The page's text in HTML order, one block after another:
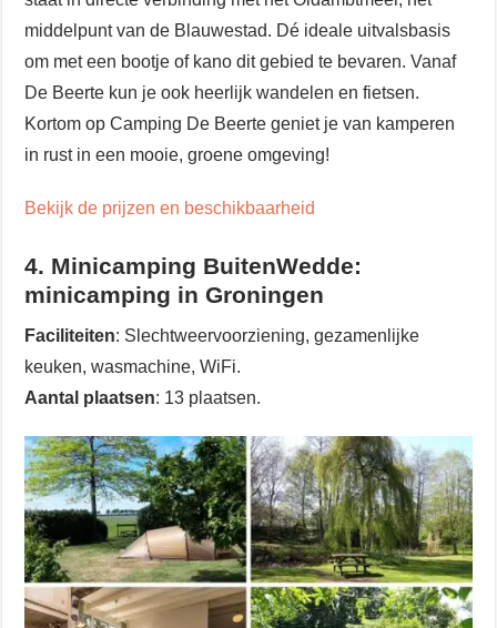
middelpunt van de Blauwestad. Dé ideale uitvalsbasis
om met een bootje of kano dit gebied te bevaren. Vanaf
De Beerte kun je ook heerlijk wandelen en fietsen.
Kortom op Camping De Beerte geniet je van kamperen
in rust in een mooie, groene omgeving!
Bekijk de prijzen en beschikbaarheid
4. Minicamping BuitenWedde:
minicamping in Groningen
Faciliteiten: Slechtweervoorziening, gezamenlijke
keuken, wasmachine, WiFi.
Aantal plaatsen: 13 plaatsen.